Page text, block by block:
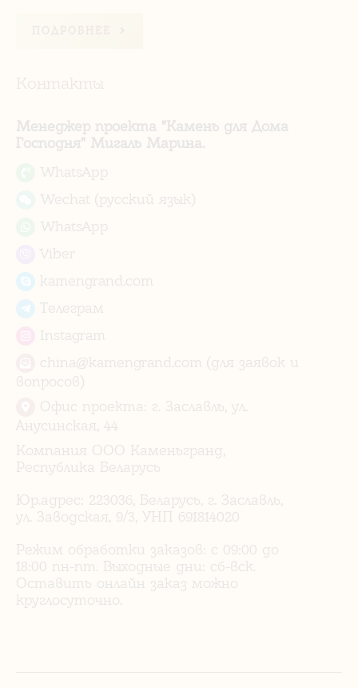
Менеджер проекта "Камень для Дома
Господня" Мигаль Марина.
WhatsApp
Wechat (русский язык)
WhatsApp
Viber
kamengrand.com
Телеграм
Instagram
china@kamengrand.com (для заявок и
вопросов)
Офис проекта: г. Заславль, ул.
Анусинская, 44
Компания ООО Каменьгранд,
Республика Беларусь
Юр.адрес: 223036, Беларусь, г. Заславль,
ул. Заводская, 9/3, УНП 691814020
Режим обработки заказов: с 09:00 до
18:00 пн-пт. Выходные дни: сб-вск.
Оставить онлайн заказ можно
круглосуточно.